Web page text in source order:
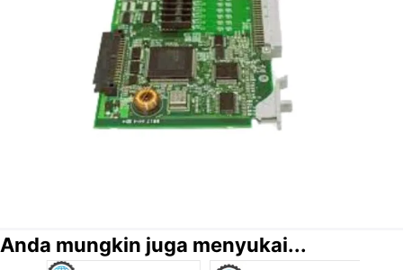
Anda mungkin juga menyukai...